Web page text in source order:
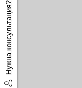
Нужна консультация?